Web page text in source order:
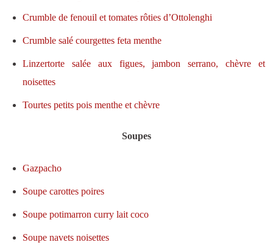
Crumble de fenouil et tomates rôties d’Ottolenghi
Crumble salé courgettes feta menthe
Linzertorte salée aux figues, jambon serrano, chèvre et
noisettes
Tourtes petits pois menthe et chèvre
Soupes
Gazpacho
Soupe carottes poires
Soupe potimarron curry lait coco
Soupe navets noisettes